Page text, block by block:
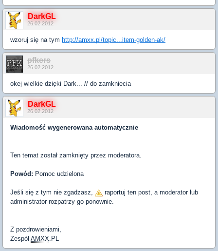
DarkGL
26.02.2012
wzoruj się na tym http://amxx.pl/topic...item-golden-ak/
pfkers
26.02.2012
okej wielkie dzięki Dark... // do zamkniecia
DarkGL
26.02.2012
Wiadomość wygenerowana automatycznie
Ten temat został zamknięty przez moderatora.
Powód: Pomoc udzielona
Jeśli się z tym nie zgadzasz,
raportuj ten post, a moderator lub
administrator rozpatrzy go ponownie.
Z pozdrowieniami,
Zespół AMXX.PL